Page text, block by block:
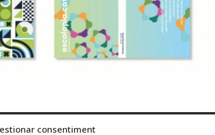
consentiment